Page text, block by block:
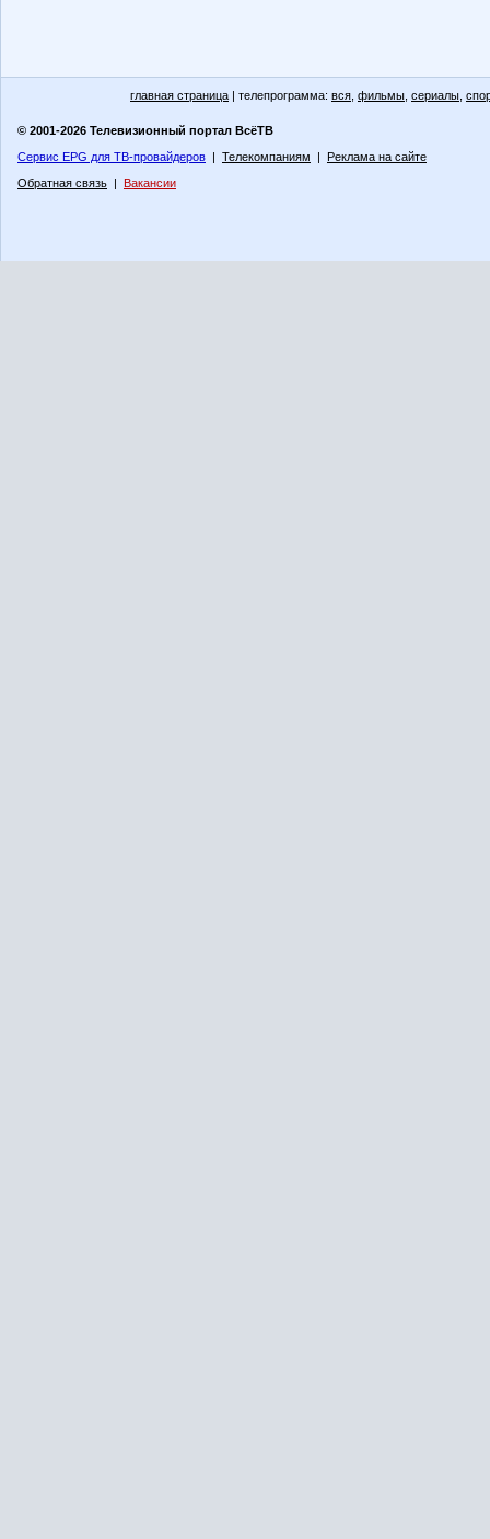
главная страница | телепрограмма: вся фильмы сериалы
© 2001-2026 Телевизионный портал ВсёТВ
Сервис EPG для ТВ-провайдеров | Телекомпаниям | Реклама на сайте
Обратная связь | Вакансии